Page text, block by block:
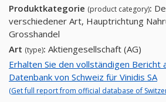
Produktkategorie (product category):
verschiedener Art, Hauptrichtung
Grosshandel
Art (type): Aktiengesellschaft (AG)
Erhalten Sie den vollständigen Bericht
Datenbank von Schweiz für Vinidis SA
(Get full report from official database of